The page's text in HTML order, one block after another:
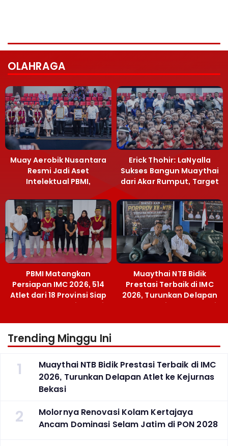
OLAHRAGA
Muay Aerobik Nusantara
Resmi Jadi Aset
Intelektual PBMI,
Terobosan Bangun
Grassroots
Erick Thohir: LaNyalla
Sukses Bangun Muaythai
dari Akar Rumput, Target
PBMI Matangkan
Persiapan IMC 2026, 514
Atlet dari 18 Provinsi Siap
Berlaga Besok di Bekasi
Muaythai NTB Bidik
Prestasi Terbaik di IMC
2026, Turunkan Delapan
Atlet ke Kejurnas Bekasi
Trending Minggu Ini
1
Muaythai NTB Bidik Prestasi Terbaik di IMC
2026, Turunkan Delapan Atlet ke Kejurnas
Bekasi
2
Molornya Renovasi Kolam Kertajaya
Ancam Dominasi Selam Jatim di PON 2028